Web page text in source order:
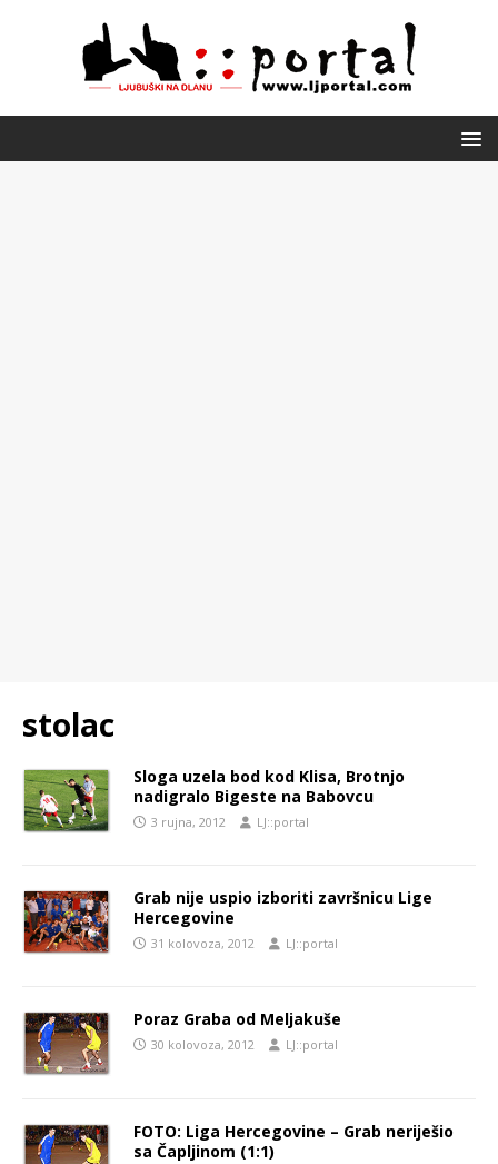
stolac
Sloga uzela bod kod Klisa, Brotnjo
nadigralo Bigeste na Babovcu
3 rujna, 2012 LJ::portal
Grab nije uspio izboriti završnicu Lige
Hercegovine
31 kolovoza, 2012 LJ::portal
Poraz Graba od Meljakuše
30 kolovoza, 2012 LJ::portal
FOTO: Liga Hercegovine – Grab neriješio
sa Čapljinom (1:1)